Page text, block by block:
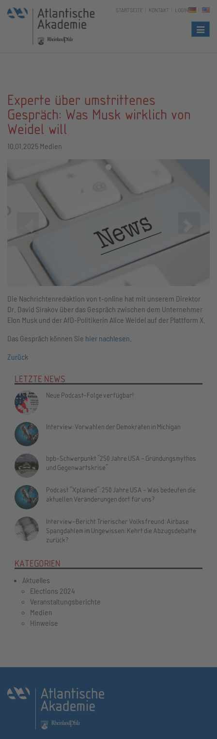
STARTSEITE KONTAKT LOGIN
Experte über umstrittenes
Gespräch: Was Musk wirklich von
Weidel will
10.01.2025 Medien
Zurück
Die Nachrichtenredaktion von t-online hat mit unserem Direktor
Dr. David Sirakov über das Gespräch zwischen dem Unternehmer
Elon Musk und der AfD-Politikerin Alice Weidel auf der Plattform X.
Das Gespräch können Sie hier nachlesen
Zurück
LETZTE NEWS
Neue Podcast-Folge verfügbar!
Interview: Vorwahlen der Demokraten in Michigan
bpb-Schwerpunkt "250 Jahre USA – Gründungsmythos
und Gegenwartskrise"
Podcast "Xplained": 250 Jahre USA – Was bedeuten die
aktuellen Veränderungen dort für uns?
Interview-Bericht Trierischer Volksfreund: Airbase
Spangdahlem im Ungewissen: Kehrt die Abzugsdebatte
zurück?
KATEGORIEN
Aktuelles
Elections 2024
Veranstaltungsberichte
Medien
Hinweise